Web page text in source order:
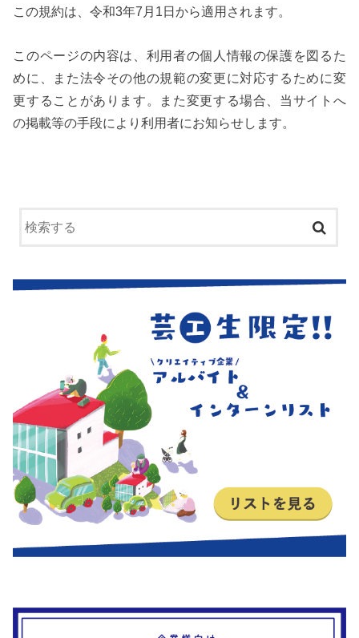
この規約は、令和3年7月1日から適用されます。
このページの内容は、利用者の個人情報の保護を図るた
めに、また法令その他の規範の変更に対応するために変
更することがあります。また変更する場合、当サイトへ
の掲載等の手段により利用者にお知らせします。